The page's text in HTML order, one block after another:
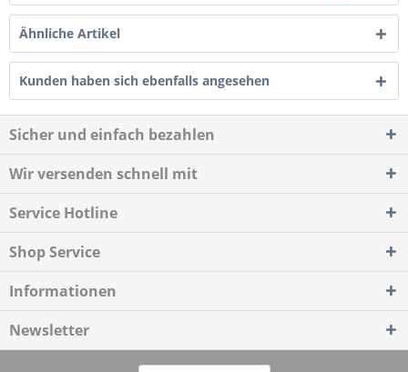
Ähnliche Artikel
Kunden haben sich ebenfalls angesehen
Sicher und einfach bezahlen
Wir versenden schnell mit
Service Hotline
Shop Service
Informationen
Newsletter